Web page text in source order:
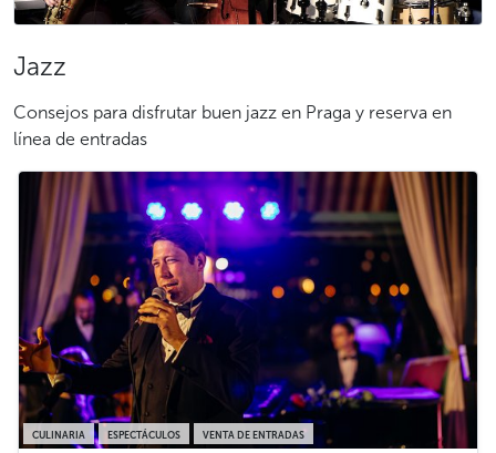
Jazz
Consejos para disfrutar buen jazz en Praga y reserva en
línea de entradas
CULINARIA ESPECTÁCULOS VENTA DE ENTRADAS